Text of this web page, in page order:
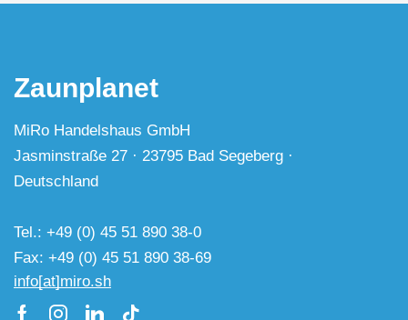
Zaunplanet
MiRo Handelshaus GmbH
Jasminstraße 27 · 23795 Bad Segeberg ·
Deutschland
Tel.: +49 (0) 45 51 890 38-0
Fax: +49 (0) 45 51 890 38-69
info[at]miro.sh